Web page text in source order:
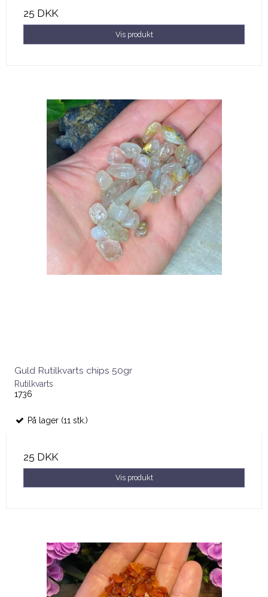
25 DKK
Vis produkt
Guld Rutilkvarts chips 50gr
Rutilkvarts
1736
På lager (11 stk.)
25 DKK
Vis produkt